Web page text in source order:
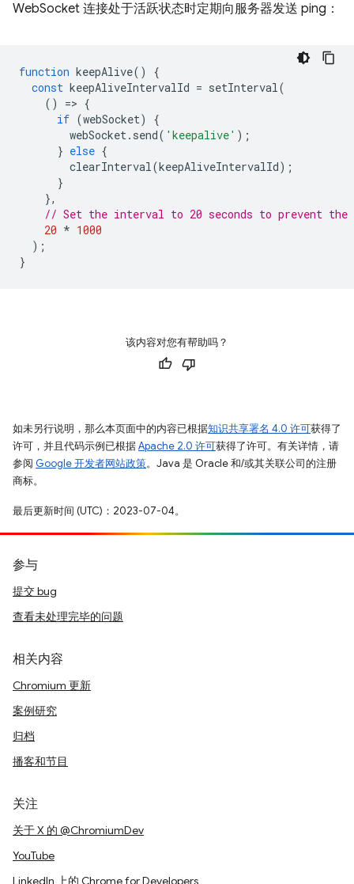
WebSocket 连接处于活跃状态时定期向服务器发送 ping：
function keepAlive()
{
const keepAliveIntervalId = setInterval(
()
=> {
if (webSocket)
{
webSocket. send( 'keepalive' );
} else {
clearInterval(keepAliveIntervalId);
}
},
// Set the interval to 20 seconds to prevent the
20 * 1000
);
}
该内容对您有帮助吗？
如未另行说明，那么本页面中的内容已根据知识共享署名 4.0 许可获得了
许可，并且代码示例已根据Apache 2.0 许可获得了许可。有关详情，请
参阅 Google 开发者网站政策。Java 是 Oracle 和/或其关联公司的注册
商标。
最后更新时间 (UTC)：2023-07-04。
参与
提交 bug
查看未处理完毕的问题
相关内容
Chromium 更新
案例研究
归档
播客和节目
关注
关于 X 的 @ChromiumDev
YouTube
LinkedIn 上的 Chrome for Developers